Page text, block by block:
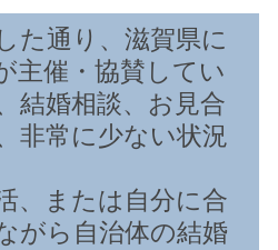
た通り、滋賀県に
主催・協賛してい
結婚相談、お見合
非常に少ない状況
、または自分に合
がら自治体の結婚